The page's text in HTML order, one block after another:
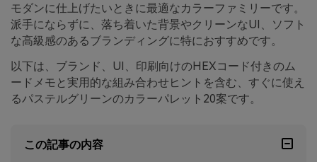
モダンに仕上げたいときに最適なカラーファミリーです。
派手にならずに、落ち着いた背景やクリーンなUI、ソフト
な高級感のあるブランディングに特におすすめです。
以下は、ブランド、UI、印刷向けのHEXコード付きのム
ードメモと実用的な組み合わせヒントを含む、すぐに使え
るパステルグリーンのカラーパレット20案です。
この記事の内容